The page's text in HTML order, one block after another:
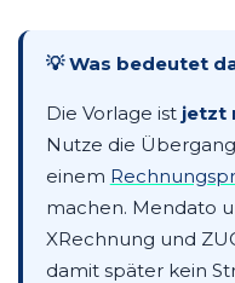
💡 Was bedeutet
Die Vorlage ist jetzt
Nutze die
einem
machen. Mendato
XRechnung und
damit später kein